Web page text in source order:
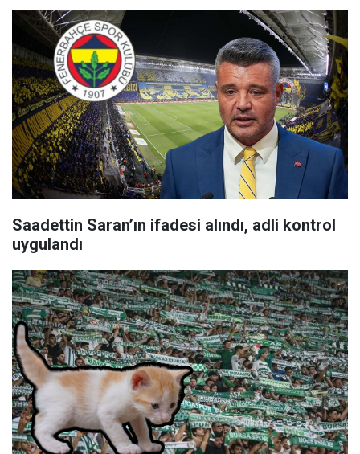
Saadettin Saran’ın ifadesi alındı, adli kontrol
uygulandı